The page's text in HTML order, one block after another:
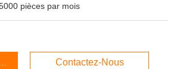
pièces par mois
Contactez-Nous